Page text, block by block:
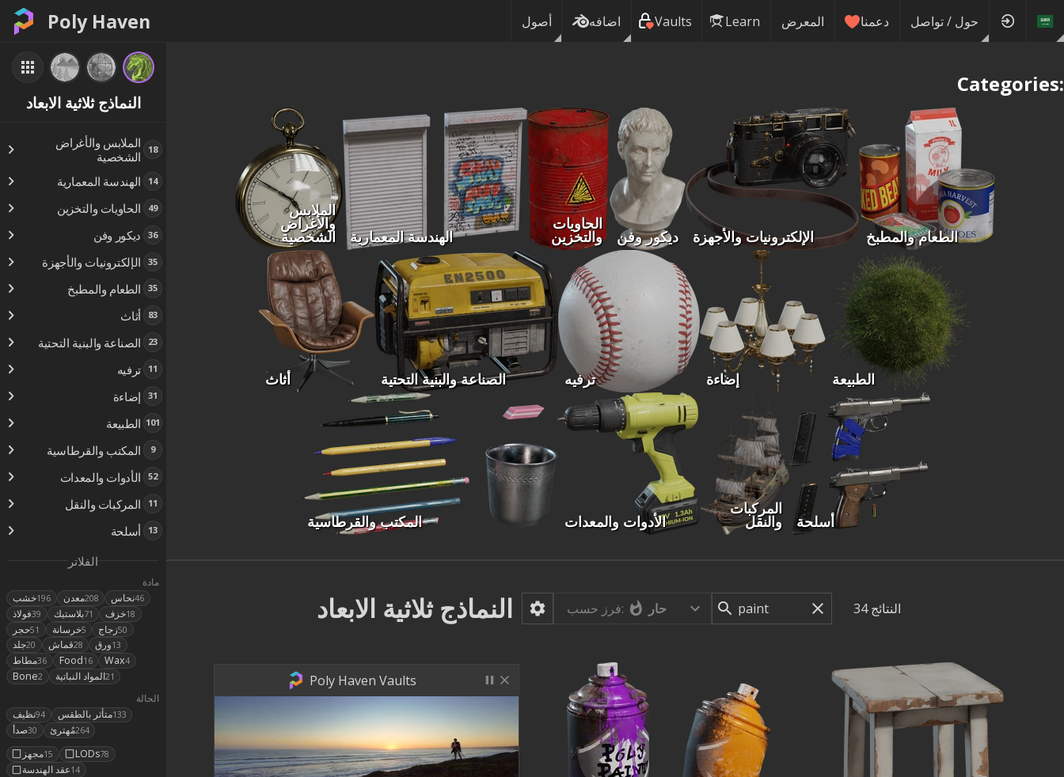
Poly Haven أصول اضافه Vaults Learn المعرض دعمنا حول / تواصل
النماذج ثلاثية الابعاد
الملابس والأغراض
الشخصية
18
الهندسة المعمارية 14
الحاويات والتخزين 49
ديكور وفن 36
الإلكترونيات والأجهزة 35
الطعام والمطبخ 35
أثاث 83
الصناعة والبنية التحتية 23
ترفيه 11
إضاءة 31
الطبيعة 101
المكتب والقرطاسية 9
الأدوات والمعدات 52
المركبات والنقل 11
أسلحة 13
الفلاتر
مادة
خشب196 معدن208 نحاس46
فولاذ39 بلاستيك71 خزف18
حجر51 خرسانة5 زجاج50
جلد20 قماش28 ورق13
مطاط36 Food16 Wax4
Bone2 المواد النباتية21
الحالة
نظيف94 متأثر بالطقس133
صدأ30 مُهترئ264
مجهز15 LODs78
عقد الهندسة14
Categories:
الملابس
والأغراض
الشخصية الهندسة المعمارية
الحاويات
والتخزين ديكور وفن الإلكترونيات والأجهزة الطعام والمطبخ
أثاث الصناعة والبنية التحتية ترفيه إضاءة الطبيعة
المكتب والقرطاسية الأدوات والمعدات
المركبات
والنقل أسلحة
النماذج ثلاثية الابعاد فرز حسب: حار 34 النتائج
Poly Haven Vaults